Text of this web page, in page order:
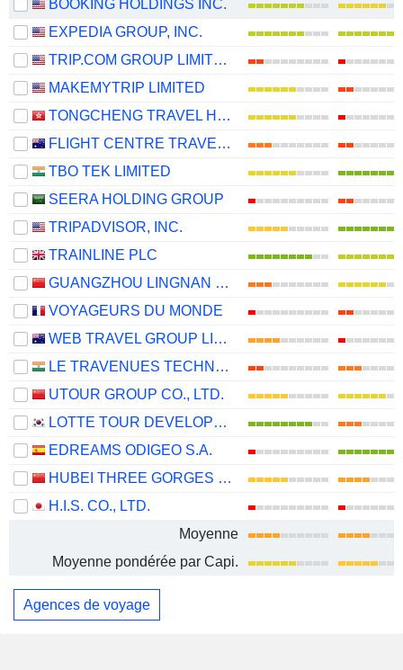
BOOKING HOLDINGS INC.
EXPEDIA GROUP, INC.
TRIP.COM GROUP LIMITED
MAKEMYTRIP LIMITED
TONGCHENG TRAVEL HOLDINGS LIMITED
FLIGHT CENTRE TRAVEL GROUP LIMITED
TBO TEK LIMITED
SEERA HOLDING GROUP
TRIPADVISOR, INC.
TRAINLINE PLC
GUANGZHOU LINGNAN GROUP HOLDINGS COMPANY LIMITED
VOYAGEURS DU MONDE
WEB TRAVEL GROUP LIMITED
LE TRAVENUES TECHNOLOGY LIMITED
UTOUR GROUP CO., LTD.
LOTTE TOUR DEVELOPMENT CO., LTD.
EDREAMS ODIGEO S.A.
HUBEI THREE GORGES TOURISM GROUP CO., LTD.
H.I.S. CO., LTD.
Moyenne
Moyenne pondérée par Capi.
Agences de voyage